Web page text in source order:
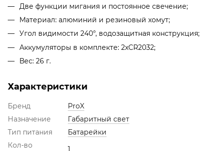
Две функции мигания и постоянное свечение;
Материал: алюминий и резиновый хомут;
Угол видимости 240°, водозащитная конструкция;
Аккумуляторы в комплекте: 2xCR2032;
Вес: 26 г.
Характеристики
Бренд
ProX
Назначение
Габаритный свет
Тип питания
Батарейки
Кол-во
1